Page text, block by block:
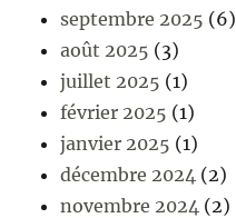
septembre 2025 (6)
août 2025 (3)
juillet 2025 (1)
février 2025 (1)
janvier 2025 (1)
décembre 2024 (2)
novembre 2024 (2)